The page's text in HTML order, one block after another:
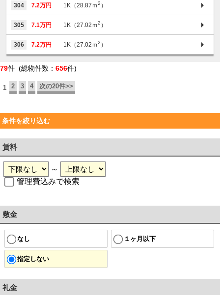
304 7.2万円 1K（28.87ｍ2 ）
305 7.1万円 1K（27.02ｍ2 ）
306 7.2万円 1K（27.02ｍ2 ）
79件 (総物件数： 656件)
1 2 3 4 次の20件>>
条件を絞り込む
賃料
～
管理費込みで検索
敷金
なし １ヶ月以下
指定しない
礼金